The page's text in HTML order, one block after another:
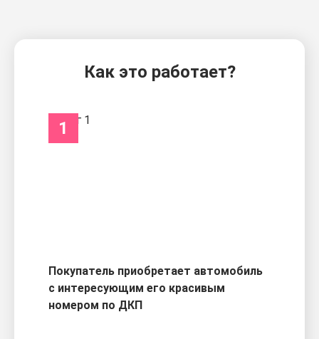
Как это работает?
1
Покупатель приобретает автомобиль
с интересующим его красивым
номером по ДКП